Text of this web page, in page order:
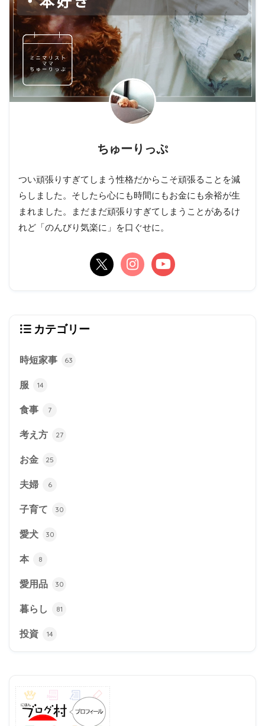
ちゅーりっぷ
つい頑張りすぎてしまう性格だからこそ頑張ることを減
らしました。そしたら心にも時間にもお金にも余裕が生
まれました。まだまだ頑張りすぎてしまうことがあるけ
れど「のんびり気楽に」を口ぐせに。
カテゴリー
時短家事 63
服 14
食事 7
考え方 27
お金 25
夫婦 6
子育て 30
愛犬 30
本 8
愛用品 30
暮らし 81
投資 14